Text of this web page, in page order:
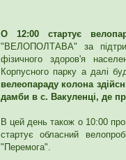
О 12:00 стартує
"ВЕЛОПОЛТАВА" за
фізичного здоров'я
Корпусного парку а далі
велеопараду колона
дамби в с. Вакуленці, де
В цей день також о 10:00
стартує обласний
"Перемога".